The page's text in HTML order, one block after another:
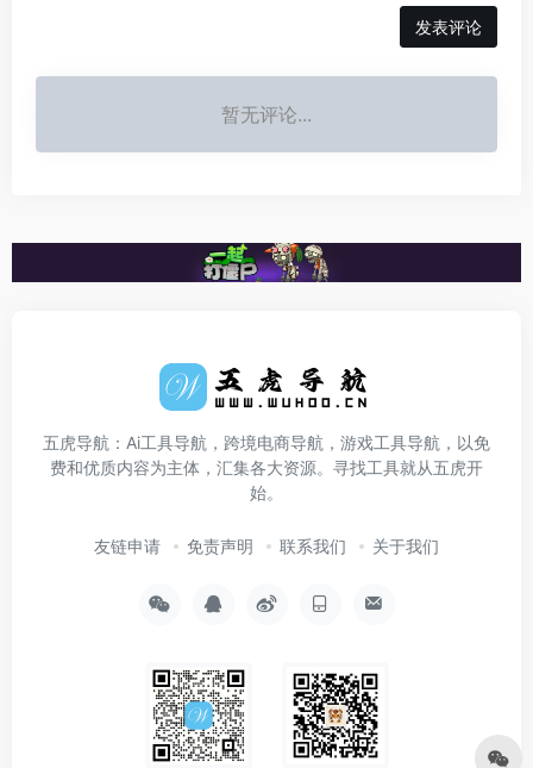
发表评论
暂无评论...
五虎导航：Ai工具导航，跨境电商导航，游戏工具导航，以免
费和优质内容为主体，汇集各大资源。寻找工具就从五虎开
始。
友链申请 免责声明 联系我们 关于我们